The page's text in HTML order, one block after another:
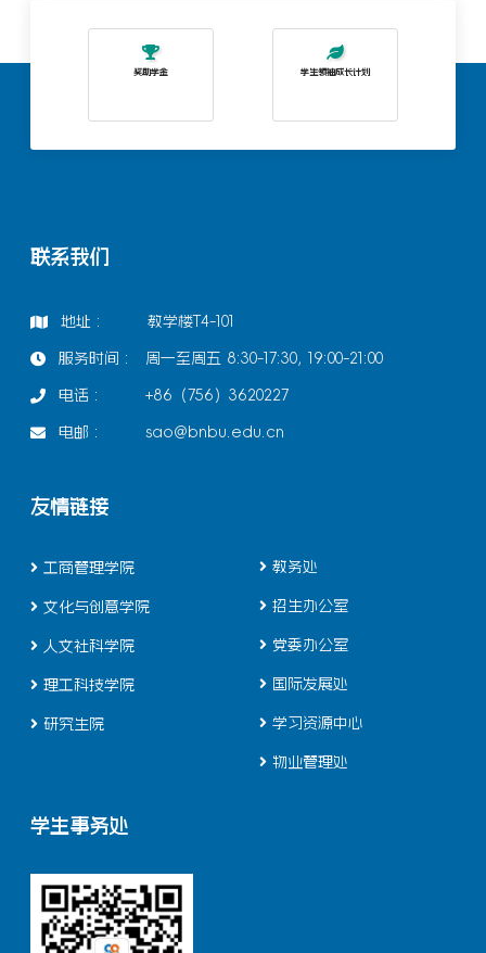
奖助学金 学生领袖成长计划
联系我们
地址 : 教学楼T4-101
服务时间 : 周一至周五 8:30-17:30, 19:00-21:00
电话 : +86（756）3620227
电邮 : sao@bnbu.edu.cn
友情链接
工商管理学院
文化与创意学院
人文社科学院
理工科技学院
研究生院
教务处
招生办公室
党委办公室
国际发展处
学习资源中心
物业管理处
学生事务处